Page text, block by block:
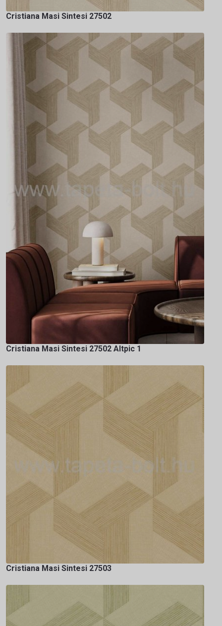
Cristiana Masi Sintesi 27502
Cristiana Masi Sintesi 27502 Altpic 1
Cristiana Masi Sintesi 27503